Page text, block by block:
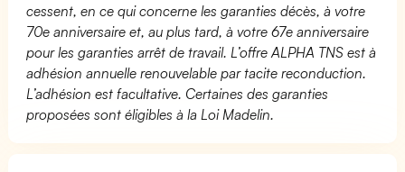
cessent, en ce qui concerne les garanties décès, à votre
70e anniversaire et, au plus tard, à votre 67e anniversaire
pour les garanties arrêt de travail. L’offre ALPHA TNS est à
adhésion annuelle renouvelable par tacite reconduction.
L’adhésion est facultative. Certaines des garanties
proposées sont éligibles à la Loi Madelin.